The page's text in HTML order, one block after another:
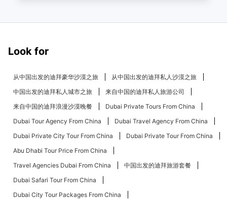
Look for
从中国出发的迪拜豪华沙漠之旅
从中国出发的迪拜私人沙漠之旅
中国出发的迪拜私人城市之旅
来自中国的迪拜私人旅游公司
来自中国的迪拜浪漫沙漠晚餐
Dubai Private Tours From China
Dubai Tour Agency From China
Dubai Travel Agency From China
Dubai Private City Tour From China
Dubai Private Tour From China
Abu Dhabi Tour Price From China
Travel Agencies Dubai From China
中国出发的迪拜旅游套餐
Dubai Safari Tour From China
Dubai City Tour Packages From China